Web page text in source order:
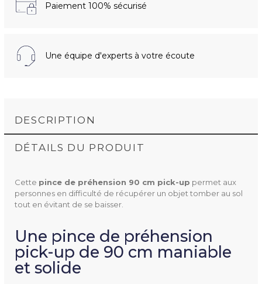
Paiement 100% sécurisé
Une équipe d'experts à votre écoute
DESCRIPTION
DÉTAILS DU PRODUIT
Cette pince de préhension 90 cm pick-up permet aux
personnes en difficulté de récupérer un objet tomber au sol
tout en évitant de se baisser.
Une pince de préhension
pick-up de 90 cm maniable
et solide
Référence 081306497